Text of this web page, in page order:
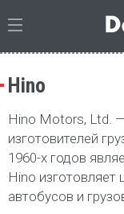
Hino
Hino Motors, Ltd.
изготовителей
1960-х годов
Hino
автобусов и